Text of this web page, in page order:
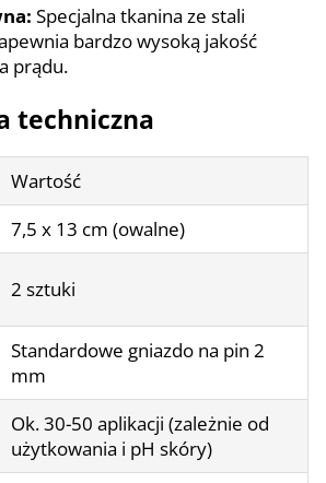
Specjalna tkanina ze stali
bardzo wysoką jakość
prądu.
techniczna
Wartość
7,5 x 13 cm (owalne)
2 sztuki
Standardowe gniazdo na pin 2
mm
Ok. 30-50 aplikacji (zależnie od
użytkowania i pH skóry)